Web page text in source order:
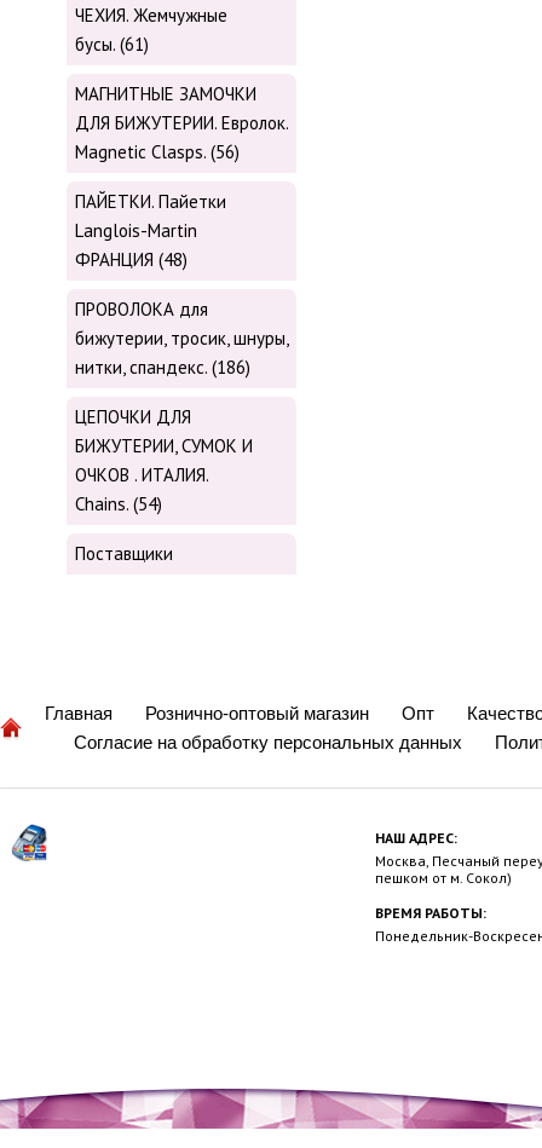
ЧЕХИЯ. Жемчужные
бусы. (61)
МАГНИТНЫЕ ЗАМОЧКИ
ДЛЯ БИЖУТЕРИИ. Евролок.
Magnetic Сlasps. (56)
ПАЙЕТКИ. Пайетки
Langlois-Martin
ФРАНЦИЯ (48)
ПРОВОЛОКА для
бижутерии, тросик, шнуры,
нитки, cпандекс. (186)
ЦЕПОЧКИ ДЛЯ
БИЖУТЕРИИ, СУМОК И
ОЧКОВ . ИТАЛИЯ.
Chains. (54)
Поставщики
Главная Рознично-оптовый магазин Опт
Согласие на обработку персональных данных
НАШ АДРЕС:
Москва, Песчаный
пешком от м. Сокол)
ВРЕМЯ РАБОТЫ:
Понедельник-